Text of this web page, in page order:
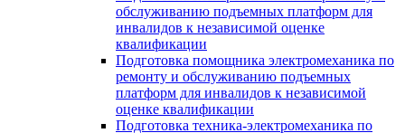
обслуживанию подъемных платформ для
инвалидов к независимой оценке
квалификации
Подготовка помощника электромеханика по
ремонту и обслуживанию подъемных
платформ для инвалидов к независимой
оценке квалификации
Подготовка техника-электромеханика по